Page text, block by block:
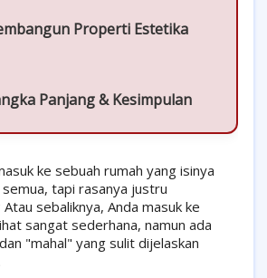
Properti Estetika
Panjang & Kesimpulan
ke sebuah rumah yang isinya
tapi rasanya justru
sebaliknya, Anda masuk ke
sangat sederhana, namun ada
"mahal" yang sulit dijelaskan